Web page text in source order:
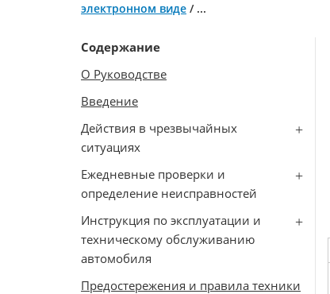
электронном виде / ...
Содержание
О Руководстве
Введение
Действия в чрезвычайных
ситуациях
Ежедневные проверки и
определение неисправностей
Инструкция по эксплуатации и
техническому обслуживанию
автомобиля
Предостережения и правила техники